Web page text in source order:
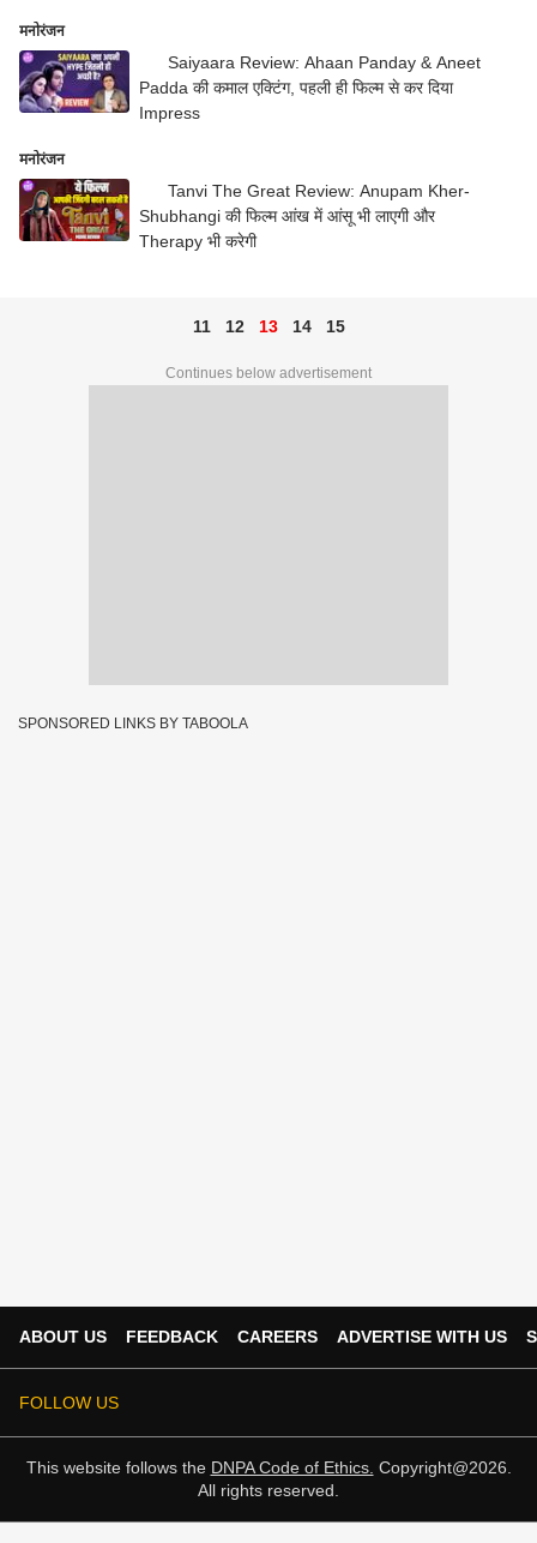
मनोरंजन
Saiyaara Review: Ahaan Panday & Aneet
Padda की कमाल एक्टिंग, पहली ही फिल्म से कर दिया
Impress
मनोरंजन
Tanvi The Great Review: Anupam Kher-
Shubhangi की फिल्म आंख में आंसू भी लाएगी और
Therapy भी करेगी
11 12 13 14 15
Continues below advertisement
SPONSORED LINKS BY TABOOLA
ABOUT US FEEDBACK CAREERS ADVERTISE WITH US
FOLLOW US
This website follows the DNPA Code of Ethics. Copyright@2026.
All rights reserved.